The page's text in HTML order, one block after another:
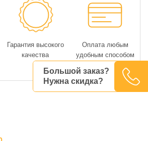
Большой заказ?
Нужна скидка?
Гарантия высокого
качества
Оплата любым
удобным способом